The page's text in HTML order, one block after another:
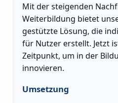
Mit der steigenden
Weiterbildung bietet
gestützte Lösung, die
für Nutzer erstellt. Jetzt
Zeitpunkt, um in der
innovieren.
Umsetzung